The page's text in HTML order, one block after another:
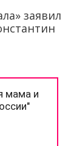
заявил